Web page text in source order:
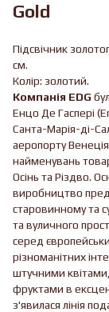
Gold
Підсвічник
см.
Колір: золотий.
Компанія EDG
Енцо Де Гаспері
Санта-Марія-ді-
аеропорту
найменувань
Осінь та Різдво.
виробництво
старовинному та
та вуличного
серед
різноманітних
штучними
фруктами в
з'явилася лінія